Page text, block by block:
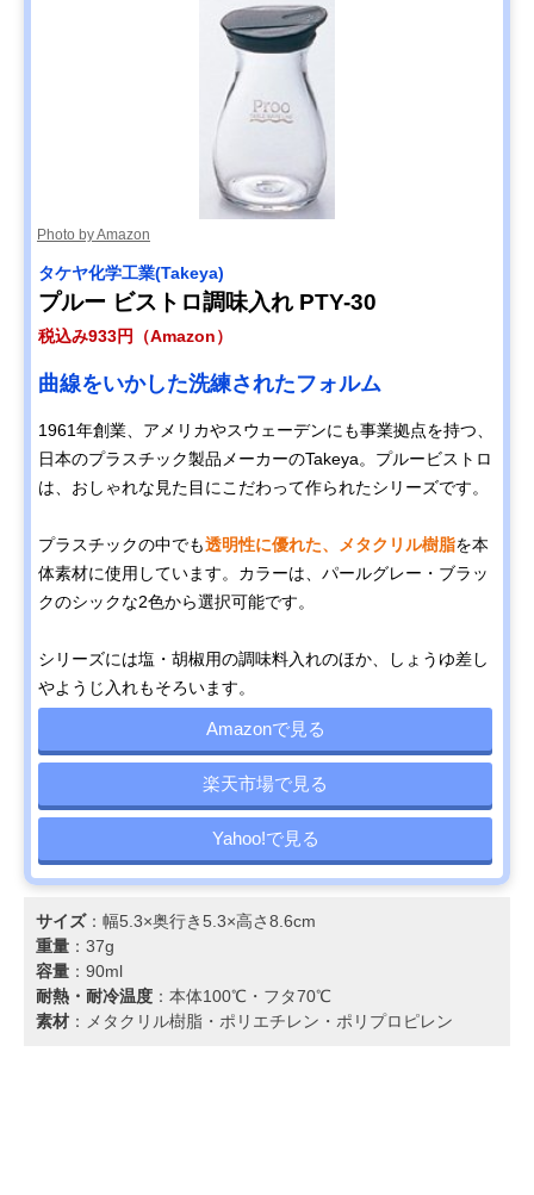
Photo by Amazon
タケヤ化学工業(Takeya)
プルー ビストロ調味入れ PTY-30
税込み933円（Amazon）
曲線をいかした洗練されたフォルム
1961年創業、アメリカやスウェーデンにも事業拠点を持つ、
日本のプラスチック製品メーカーのTakeya。プルービストロ
は、おしゃれな見た目にこだわって作られたシリーズです。
プラスチックの中でも透明性に優れた、メタクリル樹脂を本
体素材に使用しています。カラーは、パールグレー・ブラッ
クのシックな2色から選択可能です。
シリーズには塩・胡椒用の調味料入れのほか、しょうゆ差し
やようじ入れもそろいます。
Amazonで見る
楽天市場で見る
Yahoo!で見る
サイズ：幅5.3×奥行き5.3×高さ8.6cm
重量 ：37g
容量 ：90ml
耐熱・耐冷温度 ：本体100℃・フタ70℃
素材 ：メタクリル樹脂・ポリエチレン・ポリプロピレン